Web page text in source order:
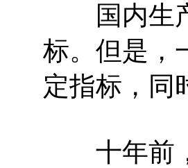
国内生产
标。但是，
定指标，同
十年前，